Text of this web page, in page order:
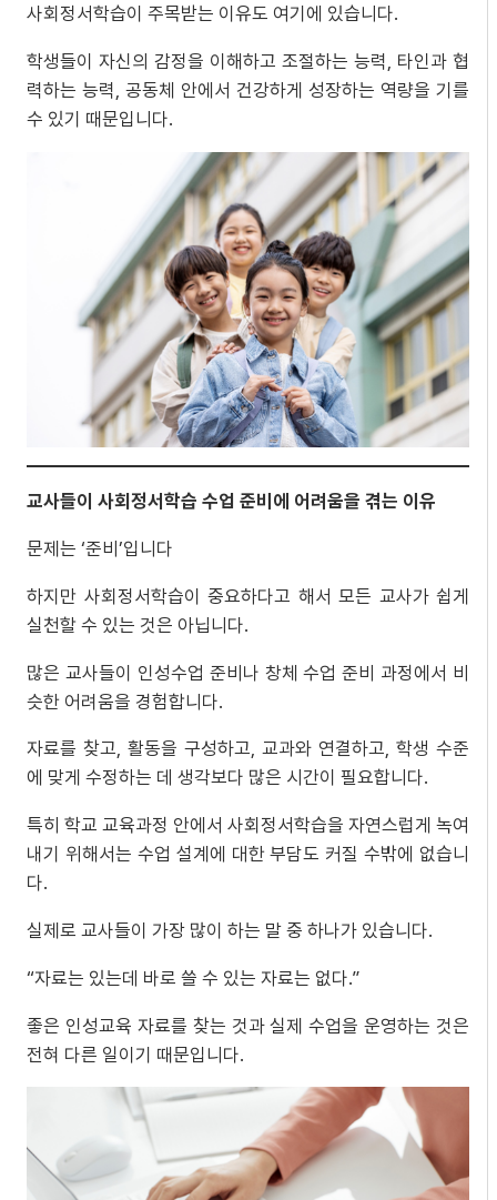
사회정서학습이 주목받는 이유도 여기에 있습니다.
학생들이 자신의 감정을 이해하고 조절하는 능력, 타인과 협
력하는 능력, 공동체 안에서 건강하게 성장하는 역량을 기를
수 있기 때문입니다.
교사들이 사회정서학습 수업 준비에 어려움을 겪는 이유
문제는 ‘준비’입니다
하지만 사회정서학습이 중요하다고 해서 모든 교사가 쉽게
실천할 수 있는 것은 아닙니다.
많은 교사들이 인성수업 준비나 창체 수업 준비 과정에서 비
슷한 어려움을 경험합니다.
자료를 찾고, 활동을 구성하고, 교과와 연결하고, 학생 수준
에 맞게 수정하는 데 생각보다 많은 시간이 필요합니다.
특히 학교 교육과정 안에서 사회정서학습을 자연스럽게 녹여
내기 위해서는 수업 설계에 대한 부담도 커질 수밖에 없습니
다.
실제로 교사들이 가장 많이 하는 말 중 하나가 있습니다.
“자료는 있는데 바로 쓸 수 있는 자료는 없다.”
좋은 인성교육 자료를 찾는 것과 실제 수업을 운영하는 것은
전혀 다른 일이기 때문입니다.